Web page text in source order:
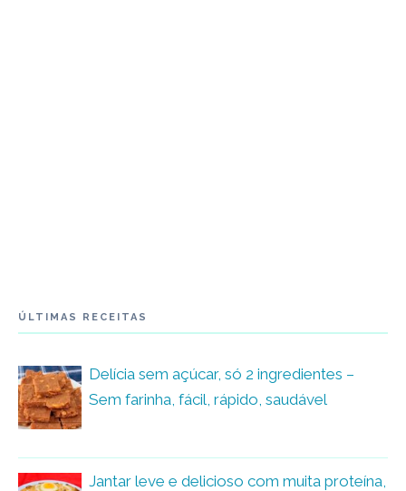
ÚLTIMAS RECEITAS
Delícia sem açúcar, só 2 ingredientes –
Sem farinha, fácil, rápido, saudável
Jantar leve e delicioso com muita proteína,